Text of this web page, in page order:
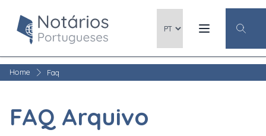
Home Faq
FAQ Arquivo